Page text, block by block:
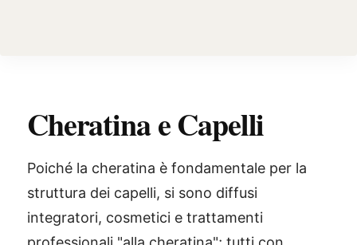
Cheratina e Capelli
Poiché la cheratina è fondamentale per la
struttura dei capelli, si sono diffusi
integratori, cosmetici e trattamenti